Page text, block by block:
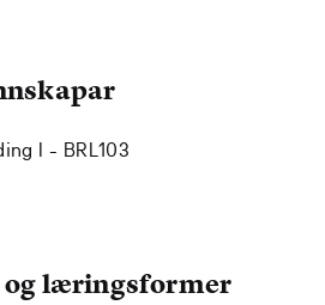
I - BRL103
og læringsformer